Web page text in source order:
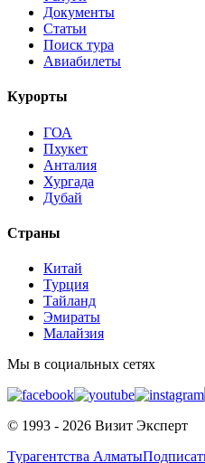
Документы
Статьи
Поиск тура
Авиабилеты
Курорты
ГОА
Пхукет
Анталия
Хургада
Дубай
Страны
Китай
Турция
Тайланд
Эмираты
Малайзия
Мы в социальных сетях
© 1993 - 2026 Визит Эксперт
Турагентства Алматы